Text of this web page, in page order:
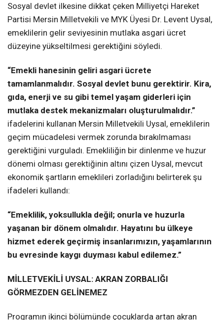
Sosyal devlet ilkesine dikkat çeken Milliyetçi Hareket
Partisi Mersin Milletvekili ve MYK Üyesi Dr. Levent Uysal,
emeklilerin gelir seviyesinin mutlaka asgari ücret
düzeyine yükseltilmesi gerektiğini söyledi.
“Emekli hanesinin geliri asgari ücrete
tamamlanmalıdır. Sosyal devlet bunu gerektirir. Kira,
gıda, enerji ve su gibi temel yaşam giderleri için
mutlaka destek mekanizmaları oluşturulmalıdır.”
ifadelerini kullanan Mersin Milletvekili Uysal, emeklilerin
geçim mücadelesi vermek zorunda bırakılmaması
gerektiğini vurguladı. Emekliliğin bir dinlenme ve huzur
dönemi olması gerektiğinin altını çizen Uysal, mevcut
ekonomik şartların emeklileri zorladığını belirterek şu
ifadeleri kullandı:
“Emeklilik, yoksullukla değil; onurla ve huzurla
yaşanan bir dönem olmalıdır. Hayatını bu ülkeye
hizmet ederek geçirmiş insanlarımızın, yaşamlarının
bu evresinde kaygı duyması kabul edilemez.”
MİLLETVEKİLİ UYSAL: AKRAN ZORBALIĞI
GÖRMEZDEN GELİNEMEZ
Programın ikinci bölümünde çocuklarda artan akran